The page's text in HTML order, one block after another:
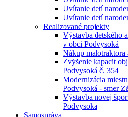
Uvítanie detí
Uvítanie detí
Realizované projekty
Výstavba detského
v obci Podvysoká
Nákup malotraktora
Zvýšenie kapacít
Podvysoká č. 354
Modernizácia
Podvysoká - smer
Výstavba novej
Podvysoká
Samospráva